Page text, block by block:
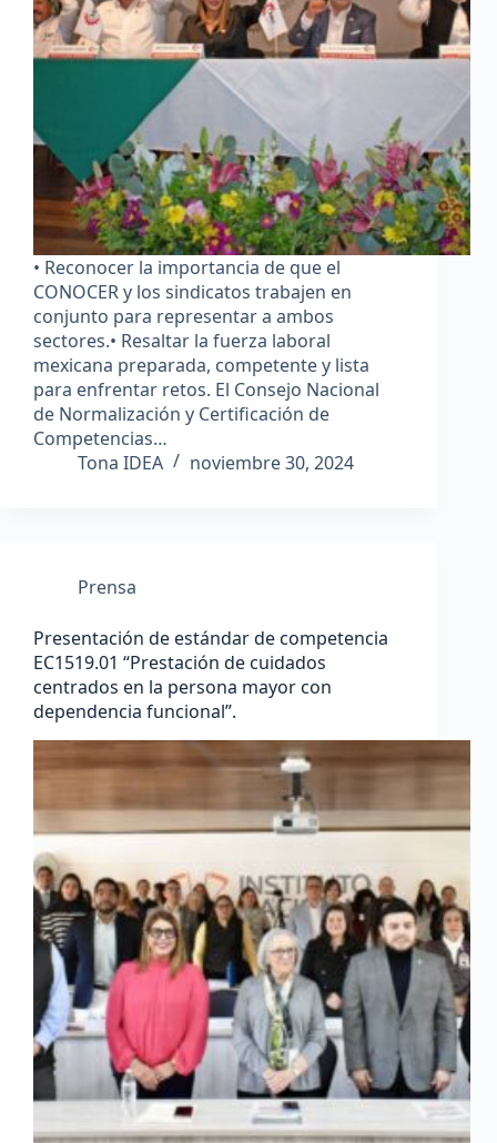
• Reconocer la importancia de que el
CONOCER y los sindicatos trabajen en
conjunto para representar a ambos
sectores.• Resaltar la fuerza laboral
mexicana preparada, competente y lista
para enfrentar retos. El Consejo Nacional
de Normalización y Certificación de
Competencias…
Tona IDEA
noviembre 30, 2024
Prensa
Presentación de estándar de competencia
EC1519.01 “Prestación de cuidados
centrados en la persona mayor con
dependencia funcional”.